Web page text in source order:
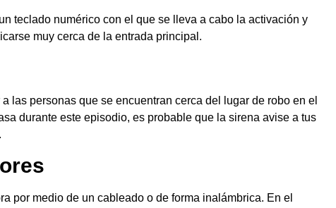
teclado numérico con el que se lleva a cabo la activación y
muy cerca de la entrada principal.
las personas que se encuentran cerca del lugar de robo en el
durante este episodio, es probable que la sirena avise a tus
por medio de un cableado o de forma inalámbrica. En el